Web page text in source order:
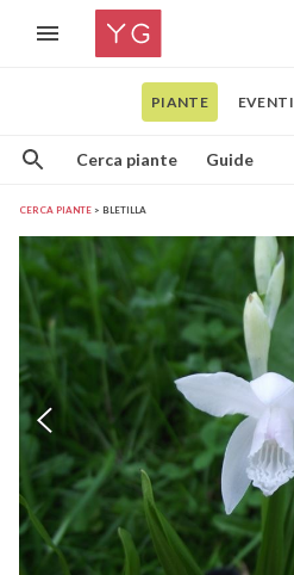
PIANTE EVENTI
Cerca piante Guide
CERCA PIANTE BLETILLA